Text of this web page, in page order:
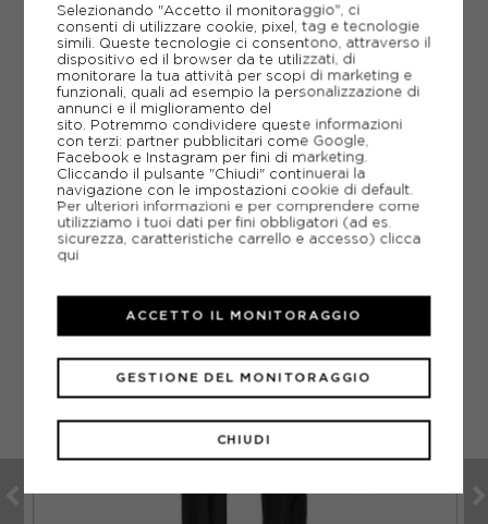
PIÙ INFORMAZIONI
SCHEDA TECNICA
GUIDA ALLE TAGLIE
CONSIGLIATI DA NOI
Selezionando "Accetto il monitoraggio", ci
consenti di utilizzare cookie, pixel, tag e tecnologie
simili. Queste tecnologie ci consentono, attraverso il
dispositivo ed il browser da te utilizzati, di
monitorare la tua attività per scopi di marketing e
funzionali, quali ad esempio la personalizzazione di
annunci e il miglioramento del
sito. Potremmo condividere queste informazioni
con terzi: partner pubblicitari come Google,
Facebook e Instagram per fini di marketing.
Cliccando il pulsante "Chiudi" continuerai la
navigazione con le impostazioni cookie di default.
Per ulteriori informazioni e per comprendere come
utilizziamo i tuoi dati per fini obbligatori (ad es.
sicurezza, caratteristiche carrello e accesso) clicca
qui
CHIUDI
GESTIONE DEL MONITORAGGIO
ACCETTO IL MONITORAGGIO